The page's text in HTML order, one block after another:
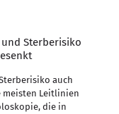
Sterberisiko
auch
meisten Leitlinien
die in